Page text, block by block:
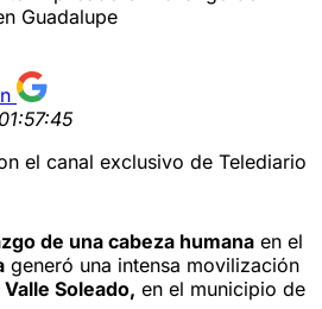
Guadalupe
el canal exclusivo de Telediario
de una cabeza humana en el
generó una intensa movilización
Soleado, en el municipio de